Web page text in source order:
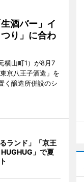
酒バー」イ
り」に合わ
横山町1）が8月7
京八王子酒造」を
く醸造所併設のシ
ランド」「京王
」で夏